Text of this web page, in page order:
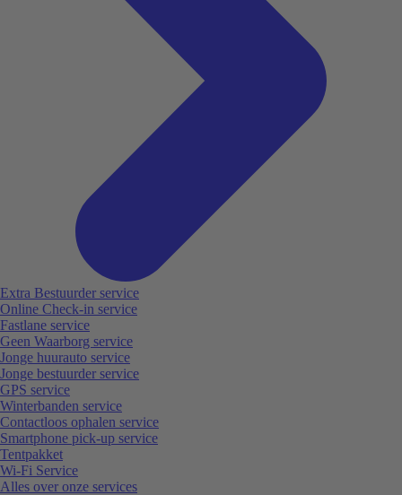
Extra Bestuurder service
Online Check-in service
Fastlane service
Geen Waarborg service
Jonge huurauto service
Jonge bestuurder service
GPS service
Winterbanden service
Contactloos ophalen service
Smartphone pick-up service
Tentpakket
Wi-Fi Service
Alles over onze services